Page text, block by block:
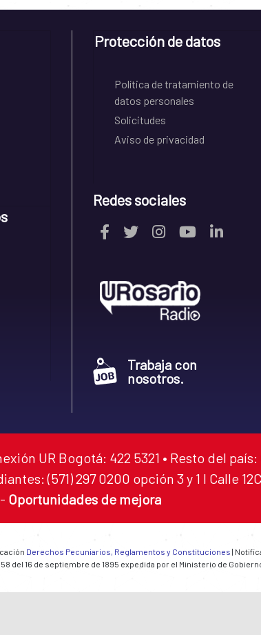
Protección de datos
Política de tratamiento de
datos personales
Solicitudes
Aviso de privacidad
Redes sociales
Trabaja con
nosotros.
UR Bogotá: 422 5321 • Resto del país:
(571) 297 0200 opción 3 y 1 I Calle
- Oportunidades de mejora
Derechos Pecuniarios, Reglamentos y Constituciones |
del 16 de septiembre de 1895 expedida por el Ministerio de